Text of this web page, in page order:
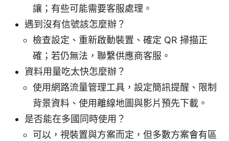
讓；有些可能需要客服處理。
遇到沒有信號該怎麼辦？
檢查設定、重新啟動裝置、確定 QR 掃描正
確；若仍無法，聯繫供應商客服。
資料用量吃太快怎麼辦？
使用網路流量管理工具，設定簡訊提醒、限制
背景資料、使用離線地圖與影片預先下載。
是否能在多國同時使用？
可以，視裝置與方案而定，但多數方案會有區